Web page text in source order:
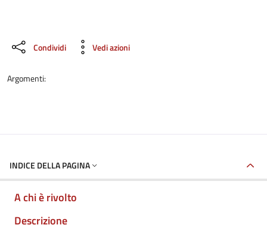
Condividi Vedi azioni
Argomenti:
INDICE DELLA PAGINA
A chi è rivolto
Descrizione